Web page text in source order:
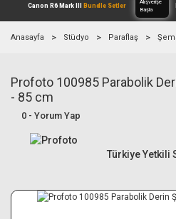
Canon R6 Mark III
Anasayfa Stüdyo Paraflaş
Profoto 100985 Parabolik
- 85 cm
0 - Yorum Yap
Türkiye Yetkili